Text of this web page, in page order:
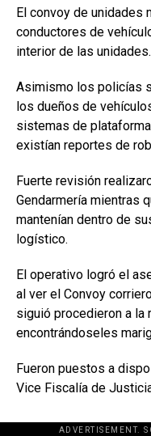
El convoy de unidades
conductores de
interior de las unidades.
Asimismo los policías
los dueños de
sistemas de
existían reportes de
Fuerte revisión
Gendarmería mientras
mantenían dentro de
logístico.
El operativo logró el
al ver el Convoy
siguió procedieron a la
encontrándoseles
Fueron puestos a
Vice Fiscalía de
ADVERTISEMENT.